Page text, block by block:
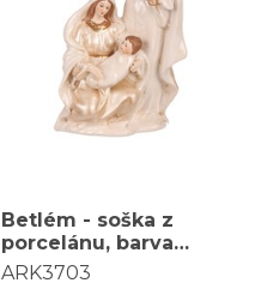
Betlém - soška z
porcelánu, barva
béžová
ARK3703